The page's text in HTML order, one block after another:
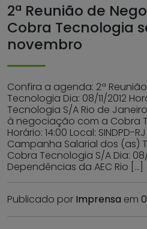
2ª Reunião de
Cobra Tecnologia
novembro
Confira a agenda: 2ª
Tecnologia Dia: 08/11/2012
Tecnologia S/A Rio de
à negociação com a Cobra
Horário: 14:00 Local:
Campanha Salarial dos (as)
Cobra Tecnologia S/A Dia: 08/
Dependências da AEC Rio […]
Publicado por Imprensa em